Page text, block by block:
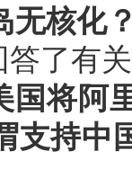
无核化
了有
国将阿
支持中